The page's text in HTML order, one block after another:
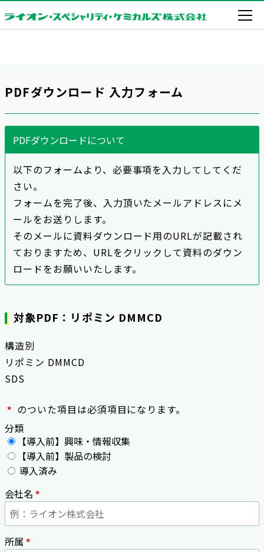
PDFダウンロード 入力フォーム
PDFダウンロードについて
以下のフォームより、必要事項を入力してしてくだ
さい。
フォームを完了後、入力頂いたメールアドレスにメ
ールをお送りします。
そのメールに資料ダウンロード用のURLが記載され
ておりますため、URLをクリックして資料のダウン
ロードをお願いいたします。
対象PDF：リポミン DMMCD
構造別
リポミン DMMCD
SDS
* のついた項目は必須項目になります。
分類
【導入前】興味・情報収集
【導入前】製品の検討
導入済み
会社名 *
所属 *